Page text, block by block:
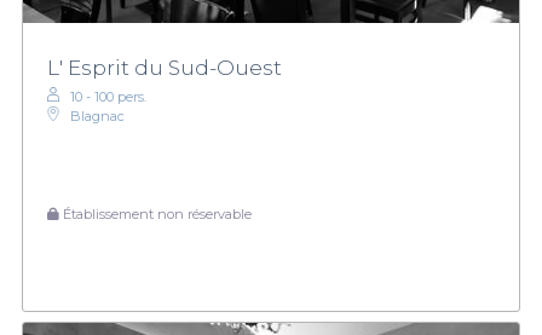
L' Esprit du Sud-Ouest
10 - 100 pers.
Blagnac
Établissement non réservable